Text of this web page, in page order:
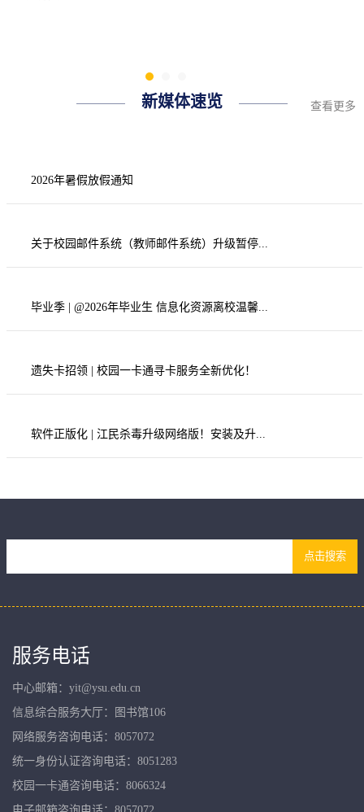
新媒体速览 查看更多
2026年暑假放假通知
关于校园邮件系统（教师邮件系统）升级暂停...
毕业季 | @2026年毕业生 信息化资源离校温馨...
遗失卡招领 | 校园一卡通寻卡服务全新优化！
软件正版化 | 江民杀毒升级网络版！安装及升...
服务电话
中心邮箱：yit@ysu.edu.cn
信息综合服务大厅：图书馆106
网络服务咨询电话：8057072
统一身份认证咨询电话：8051283
校园一卡通咨询电话：8066324